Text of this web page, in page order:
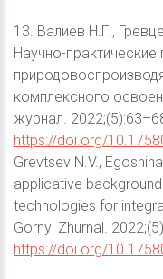
13. Валиев Н.Г.,
Научно-
комплексного
журнал.
https://doi.org/
Grevtsev N.V.,
applicative
technologies for
Gornyi Zhurnal.
https://doi.org/